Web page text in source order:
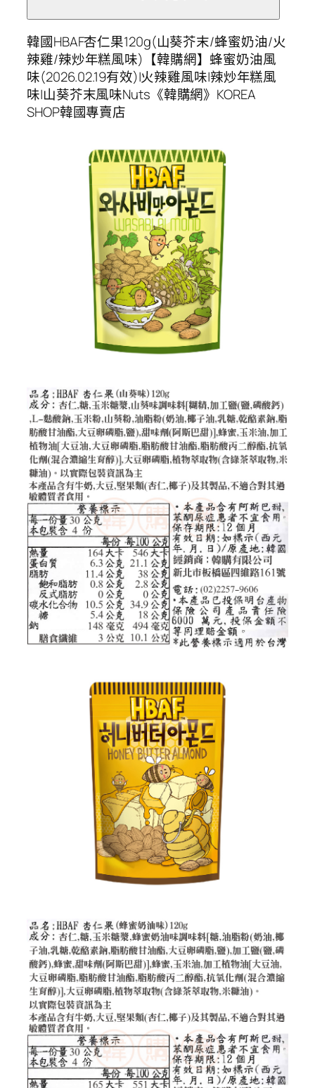
韓國HBAF杏仁果120g(山葵芥末/蜂蜜奶油/火
辣雞/辣炒年糕風味)【韓購網】蜂蜜奶油風
味(2026.02.19有效)|火辣雞風味|辣炒年糕風
味|山葵芥末風味Nuts《韓購網》KOREA
SHOP韓國專賣店